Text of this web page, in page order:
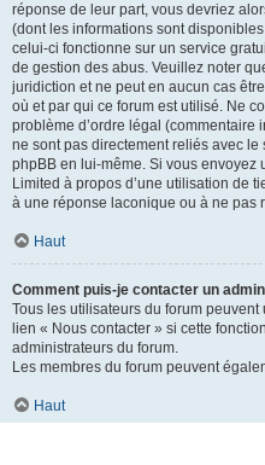
réponse de leur part, vous devriez
(dont les informations sont
celui-ci fonctionne sur un service
de gestion des abus. Veuillez noter
juridiction et ne peut en aucun cas
où et par qui ce forum est utilisé. Ne
problème d’ordre légal (commentaire
ne sont pas directement reliés avec
phpBB en lui-même. Si vous envoyez
Limited à propos d’une utilisation de
à une réponse laconique ou à ne pas
Haut
Comment puis-je contacter un
Tous les utilisateurs du forum
lien « Nous contacter » si cette
administrateurs du forum.
Les membres du forum peuvent
Haut